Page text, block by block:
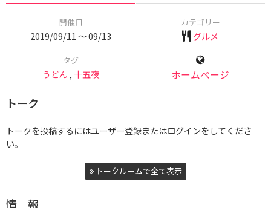
開催日
2019/09/11 〜 09/13
カテゴリー
グルメ
タグ
うどん , 十五夜 ホームページ
トーク
トークを投稿するにはユーザー登録またはログインをしてくださ
い。
トークルームで全て表示
情 報